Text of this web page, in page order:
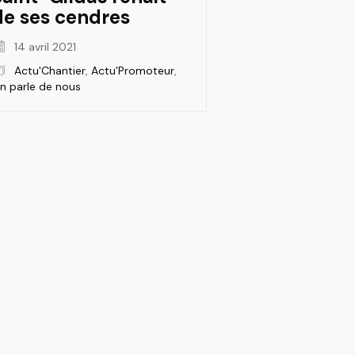
ses cendres
14 avril 2021
Actu'Chantier, Actu'Promoteur,
parle de nous